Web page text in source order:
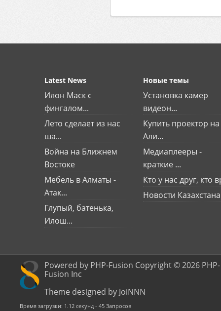
Latest News
Илон Маск с
фингалом...
Лето сделает из нас
ша...
Война на Ближнем
Востоке
Мебель в Алматы -
Атак...
Глупый, батенька,
Илош...
Новые темы
Установка камер
видеон...
Купить проектор на
Али...
Медиаплееры -
краткие ...
Кто у нас друг, кто
Новости Казахстана
Powered by PHP-Fusion Copyright © 2026 PHP-
Fusion Inc
Theme designed by JoiNNN
Время загрузки: 1.12 секунд - 45 Запросов